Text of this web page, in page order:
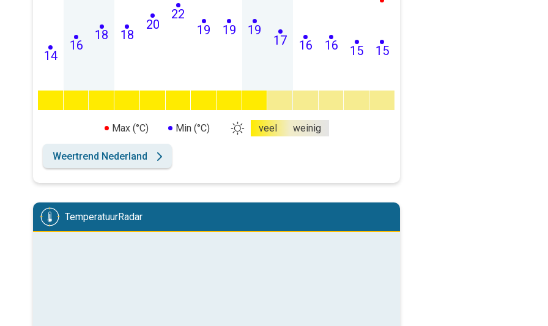
14
16
18 18
20
22
19 19 19
17 16 16 15 15
Max (°C) Min (°C) veel weinig
Weertrend Nederland
TemperatuurRadar